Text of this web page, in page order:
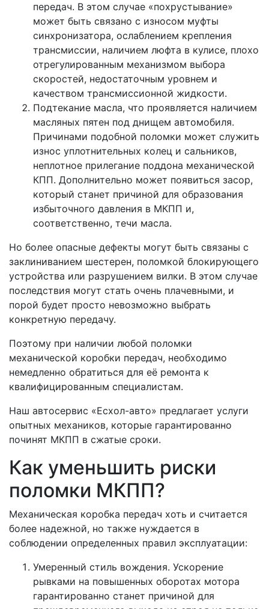
передач. В этом случае «похрустывание»
может быть связано с износом муфты
синхронизатора, ослаблением крепления
трансмиссии, наличием люфта в кулисе, плохо
отрегулированным механизмом выбора
скоростей, недостаточным уровнем и
качеством трансмиссионной жидкости.
Подтекание масла, что проявляется наличием
масляных пятен под днищем автомобиля.
Причинами подобной поломки может служить
износ уплотнительных колец и сальников,
неплотное прилегание поддона механической
КПП. Дополнительно может появиться засор,
который станет причиной для образования
избыточного давления в МКПП и,
соответственно, течи масла.
Но более опасные дефекты могут быть связаны с
заклиниванием шестерен, поломкой блокирующего
устройства или разрушением вилки. В этом случае
последствия могут стать очень плачевными, и
порой будет просто невозможно выбрать
конкретную передачу.
Поэтому при наличии любой поломки
механической коробки передач, необходимо
немедленно обратиться для её ремонта к
квалифицированным специалистам.
Наш автосервис «Есхол-авто» предлагает услуги
опытных механиков, которые гарантированно
починят МКПП в сжатые сроки.
Как уменьшить риски
поломки МКПП?
Механическая коробка передач хоть и считается
более надежной, но также нуждается в
соблюдении определенных правил эксплуатации:
Умеренный стиль вождения. Ускорение
рывками на повышенных оборотах мотора
гарантированно станет причиной для